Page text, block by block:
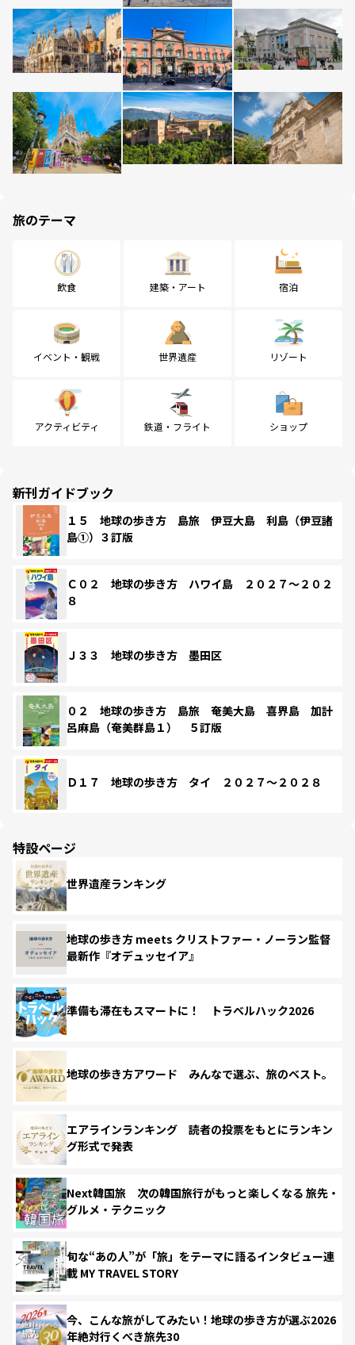
旅のテーマ
飲食 建築・アート 宿泊
イベント・観戦 世界遺産 リゾート
アクティビティ 鉄道・フライト ショップ
新刊ガイドブック
１５ 地球の歩き方 島旅 伊豆大島 利島（伊豆諸
島①）３訂版
Ｃ０２ 地球の歩き方 ハワイ島 ２０２７～２０２
８
Ｊ３３ 地球の歩き方 墨田区
０２ 地球の歩き方 島旅 奄美大島 喜界島 加計
呂麻島（奄美群島１） ５訂版
Ｄ１７ 地球の歩き方 タイ ２０２７～２０２８
特設ページ
世界遺産ランキング
地球の歩き方 meets クリストファー・ノーラン監督
最新作『オデュッセイア』
準備も滞在もスマートに！ トラベルハック2026
地球の歩き方アワード みんなで選ぶ、旅のベスト。
エアラインランキング 読者の投票をもとにランキン
グ形式で発表
Next韓国旅 次の韓国旅行がもっと楽しくなる 旅先・
グルメ・テクニック
旬な“あの人”が「旅」をテーマに語るインタビュー連
載 MY TRAVEL STORY
今、こんな旅がしてみたい！地球の歩き方が選ぶ2026
年絶対行くべき旅先30